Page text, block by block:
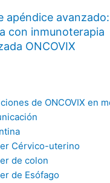
apéndice
con inmunoterapia
ONCOVIX
de ONCOVIX en
Cérvico-uterino
de colon
de Esófago